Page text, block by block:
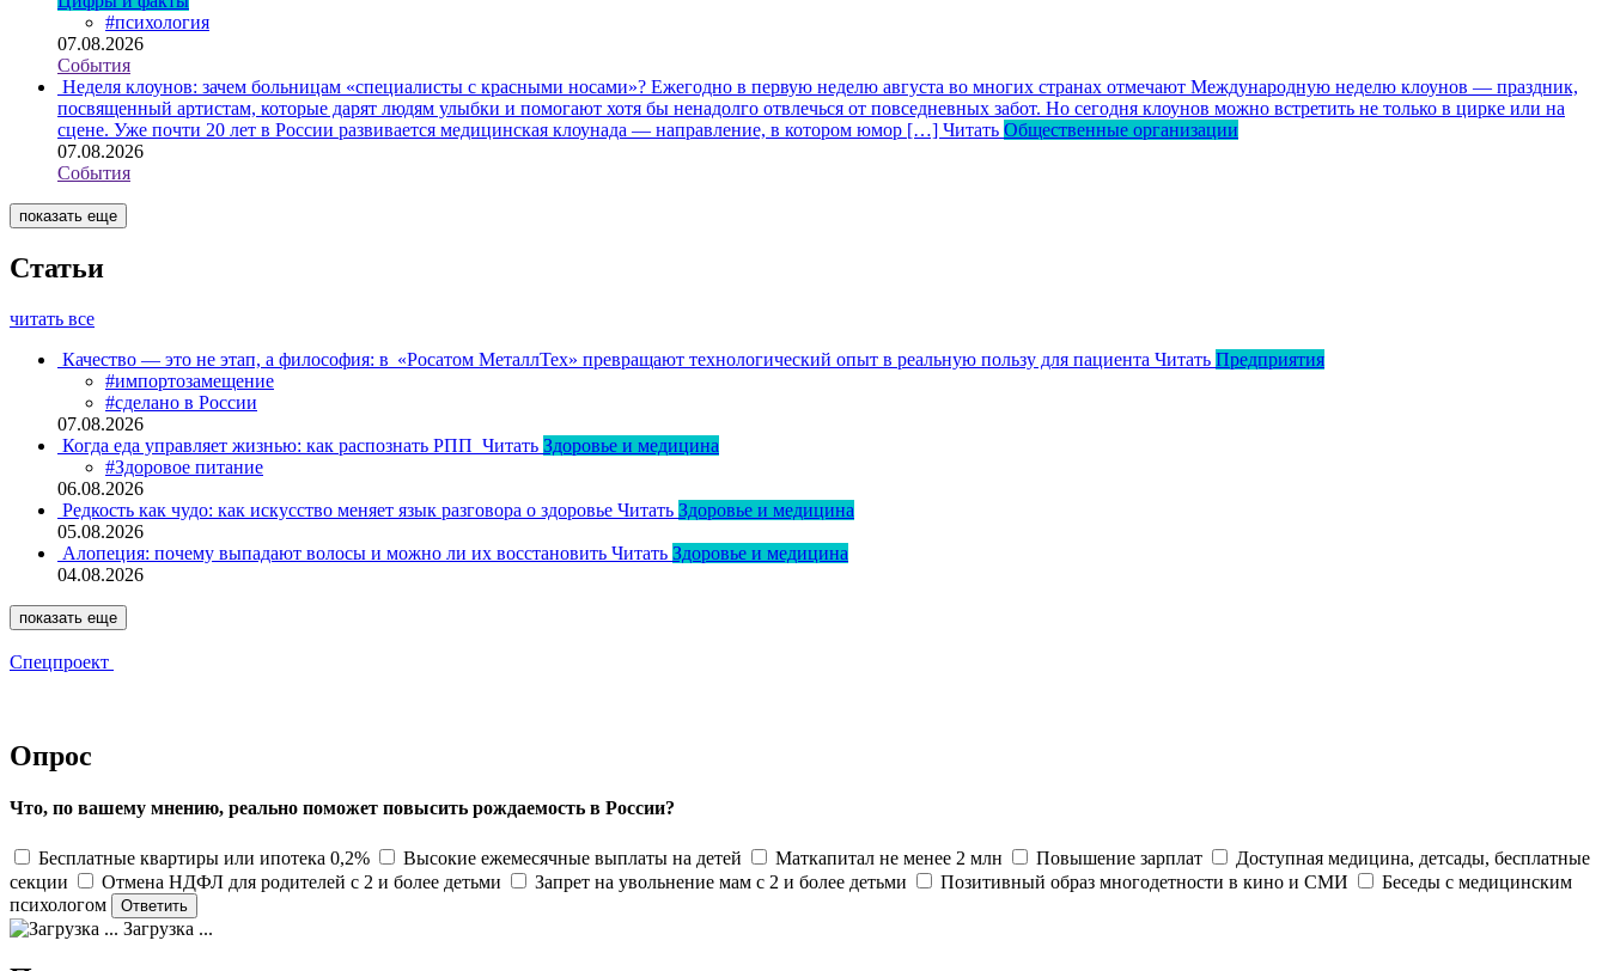
#психология
07.08.2026
События
Неделя клоунов: зачем больницам «специалисты с красными носами»? Ежегодно в первую неделю августа во многих странах отмечают Международную неделю клоунов — праздник,
посвященный артистам, которые дарят людям улыбки и помогают хотя бы ненадолго отвлечься от повседневных забот. Но сегодня клоунов можно встретить не только в цирке или на
сцене. Уже почти 20 лет в России развивается медицинская клоунада — направление, в котором юмор […] Читать Общественные организации
07.08.2026
События
показать еще
Статьи
читать все
Качество — это не этап, а философия: в «Росатом МеталлТех» превращают технологический опыт в реальную пользу для пациента Читать Предприятия
#импортозамещение
#сделано в России
07.08.2026
Когда еда управляет жизнью: как распознать РПП Читать Здоровье и медицина
#Здоровое питание
06.08.2026
Редкость как чудо: как искусство меняет язык разговора о здоровье Читать Здоровье и медицина
05.08.2026
Алопеция: почему выпадают волосы и можно ли их восстановить Читать Здоровье и медицина
04.08.2026
показать еще
Спецпроект
Опрос
Что, по вашему мнению, реально поможет повысить рождаемость в России?
Бесплатные квартиры или ипотека 0,2% Высокие ежемесячные выплаты на детей Маткапитал не менее 2 млн Повышение зарплат
Доступная медицина, детсады, бесплатные
секции
Отмена НДФЛ для родителей с 2 и более детьми Запрет на увольнение мам с 2 и более детьми Позитивный образ многодетности в кино и СМИ
Беседы с медицинским
психологом
Загрузка ...